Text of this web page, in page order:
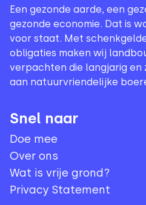
Een gezonde aarde, een
gezonde economie. Dat is
voor staat. Met
obligaties maken wij
verpachten die langjarig en
aan natuurvriendelijke
Snel naar
Doe mee
Over ons
Wat is vrije grond?
Privacy Statement